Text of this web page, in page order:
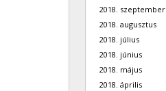
2018. szeptember
2018. augusztus
2018. július
2018. június
2018. május
2018. április